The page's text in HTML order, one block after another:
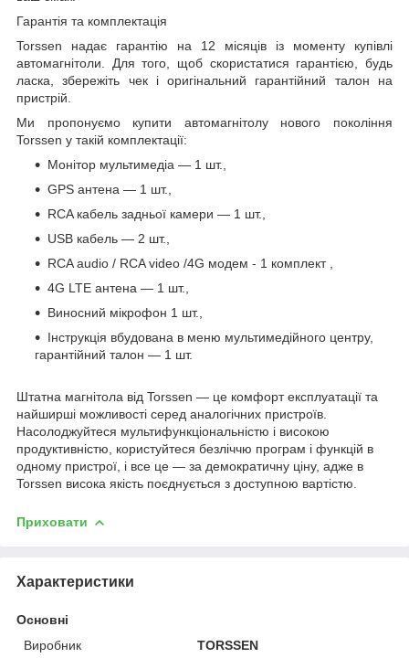
Гарантія та комплектація
Torssen надає гарантію на 12 місяців із моменту купівлі
автомагнітоли. Для того, щоб скористатися гарантією, будь
ласка, збережіть чек і оригінальний гарантійний талон на
пристрій.
Ми пропонуємо купити автомагнітолу нового покоління
Torssen у такій комплектації:
Монітор мультимедіа — 1 шт.,
GPS антена — 1 шт.,
RCA кабель задньої камери — 1 шт.,
USB кабель — 2 шт.,
RCA audio / RCA video /4G модем - 1 комплект
4G LTE антена — 1 шт.,
Виносний мікрофон 1 шт.,
Інструкція вбудована в меню мультимедійного центру,
гарантійний талон — 1 шт.
Штатна магнітола від Torssen — це комфорт експлуатації та
найширші можливості серед аналогічних пристроїв.
Насолоджуйтеся мультифункціональністю і високою
продуктивністю, користуйтеся безліччю програм і функцій в
одному пристрої, і все це — за демократичну ціну, адже в
Torssen висока якість поєднується з доступною вартістю.
Приховати
Характеристики
Основні
Виробник
TORSSEN